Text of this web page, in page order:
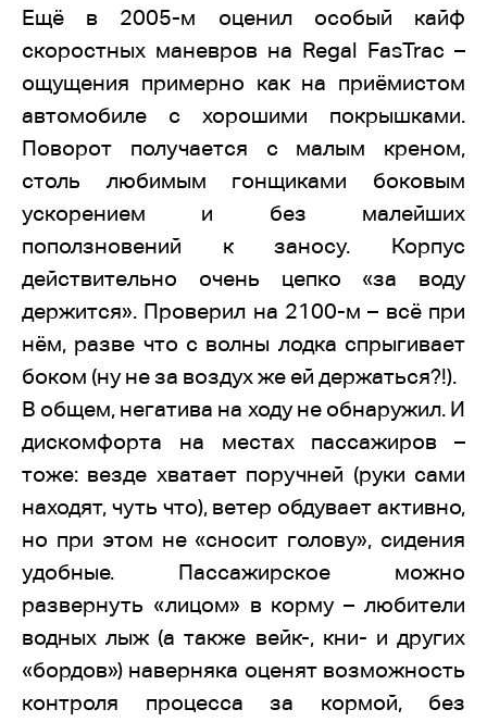
Ещё в 2005-м оценил особый кайф
скоростных маневров на Regal FasTrac –
ощущения примерно как на приёмистом
автомобиле с хорошими покрышками.
Поворот получается с малым креном,
столь любимым гонщиками боковым
ускорением и без малейших
поползновений к заносу. Корпус
действительно очень цепко «за воду
держится». Проверил на 2100-м – всё при
нём, разве что с волны лодка спрыгивает
боком (ну не за воздух же ей держаться?!).
В общем, негатива на ходу не обнаружил. И
дискомфорта на местах пассажиров –
тоже: везде хватает поручней (руки сами
находят, чуть что), ветер обдувает активно,
но при этом не «сносит голову», сидения
удобные. Пассажирское можно
развернуть «лицом» в корму – любители
водных лыж (а также вейк-, кни- и других
«бордов») наверняка оценят возможность
контроля процесса за кормой, без